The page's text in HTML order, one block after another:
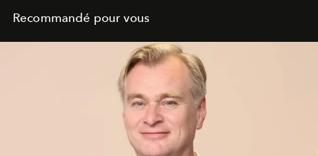
Recommandé pour vous